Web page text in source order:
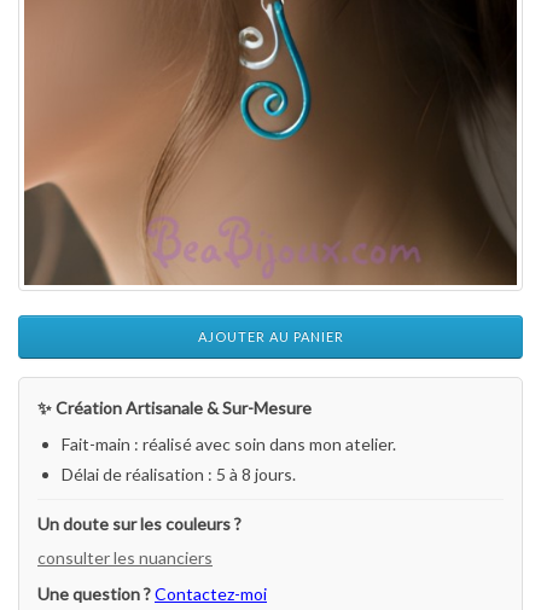
AJOUTER AU PANIER
✨ Création Artisanale & Sur-Mesure
Fait-main : réalisé avec soin dans mon atelier.
Délai de réalisation : 5 à 8 jours.
Un doute sur les couleurs ?
consulter les nuanciers
Une question ?Contactez-moi